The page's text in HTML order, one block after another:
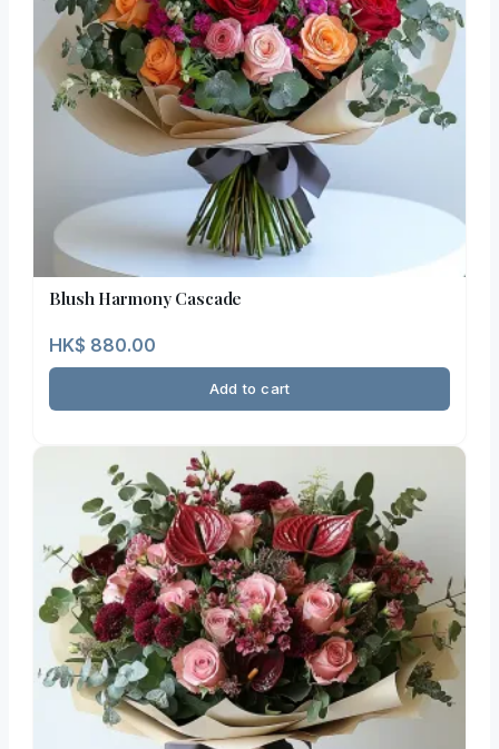
Blush Harmony Cascade
HK$ 880.00
Add to cart